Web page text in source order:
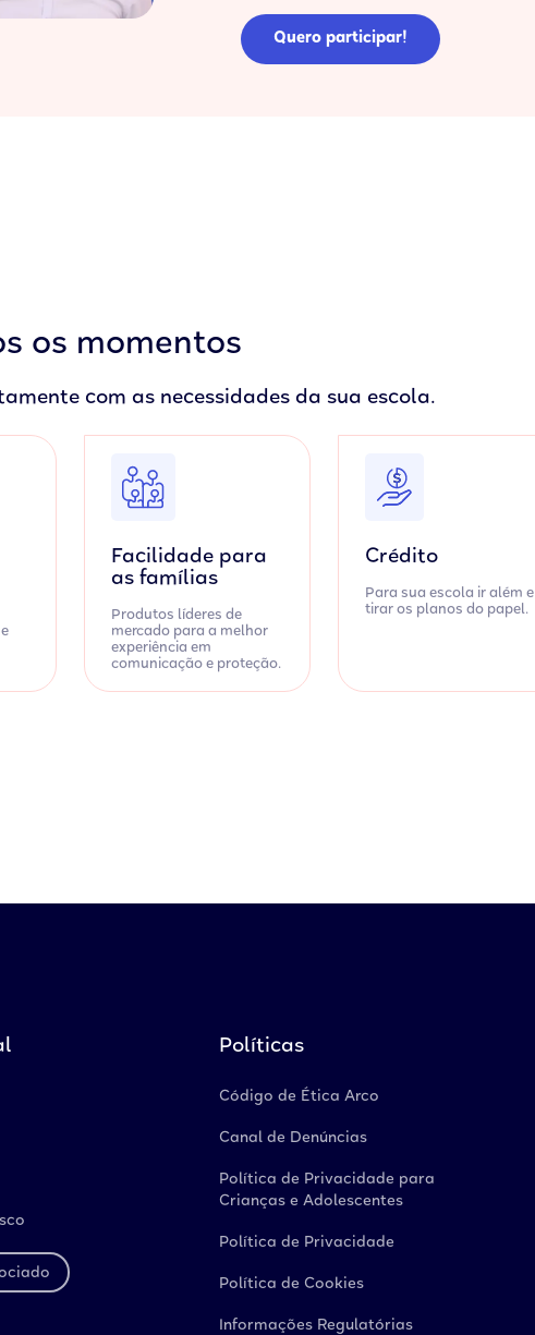
Quero participar!
os momentos
com as necessidades da sua escola.
Facilidade para
as famílias
Produtos líderes de
mercado para a melhor
experiência em
comunicação e proteção.
Crédito
Para sua escola ir além e
tirar os planos do papel.
Políticas
Código de Ética Arco
Canal de Denúncias
Política de Privacidade para
Crianças e Adolescentes
Política de Privacidade
Política de Cookies
Informações Regulatórias